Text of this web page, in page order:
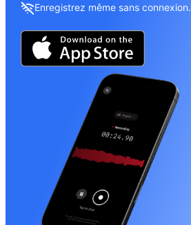
Enregistrez même sans connexion.